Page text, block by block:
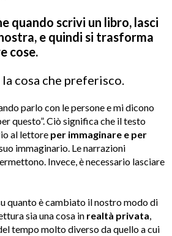
quando scrivi un libro, lasci
e quindi si trasforma
cose.
cosa che preferisco.
parlo con le persone e mi dicono
questo”. Ciò significa che il testo
al lettore per immaginare e per
immaginario. Le narrazioni
Invece, è necessario lasciare
quanto è cambiato il nostro modo di
sia una cosa in realtà privata,
tempo molto diverso da quello a cui